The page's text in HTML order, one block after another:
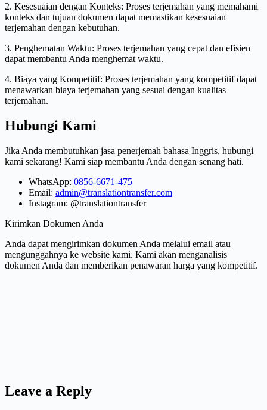
2. Kesesuaian dengan Konteks: Proses terjemahan yang memahami
konteks dan tujuan dokumen dapat memastikan kesesuaian
terjemahan dengan kebutuhan.
3. Penghematan Waktu: Proses terjemahan yang cepat dan efisien
dapat membantu Anda menghemat waktu.
4. Biaya yang Kompetitif: Proses terjemahan yang kompetitif dapat
menawarkan biaya terjemahan yang sesuai dengan kualitas
terjemahan.
Hubungi Kami
Jika Anda membutuhkan jasa penerjemah bahasa Inggris, hubungi
kami sekarang! Kami siap membantu Anda dengan senang hati.
WhatsApp: 0856-6671-475
Email: admin@translationtransfer.com
Instagram: @translationtransfer
Kirimkan Dokumen Anda
Anda dapat mengirimkan dokumen Anda melalui email atau
mengunggahnya ke website kami. Kami akan menganalisis
dokumen Anda dan memberikan penawaran harga yang kompetitif.
Leave a Reply